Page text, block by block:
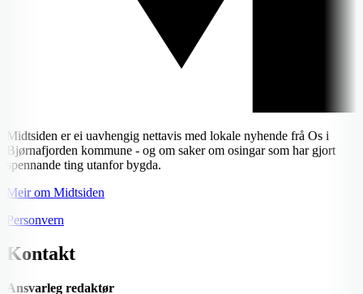
Midtsiden er ei uavhengig nettavis med lokale nyhende frå Os i
Bjørnafjorden kommune - og om saker om osingar som har gjort
spennande ting utanfor bygda.
Meir om Midtsiden
Personvern
Kontakt
Ansvarleg redaktør